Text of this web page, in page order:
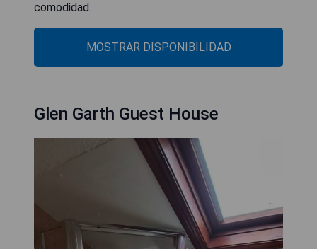
comodidad.
MOSTRAR DISPONIBILIDAD
Glen Garth Guest House